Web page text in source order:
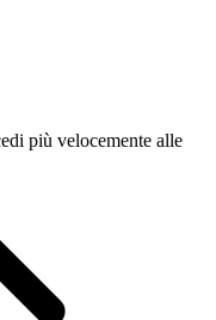
più velocemente alle